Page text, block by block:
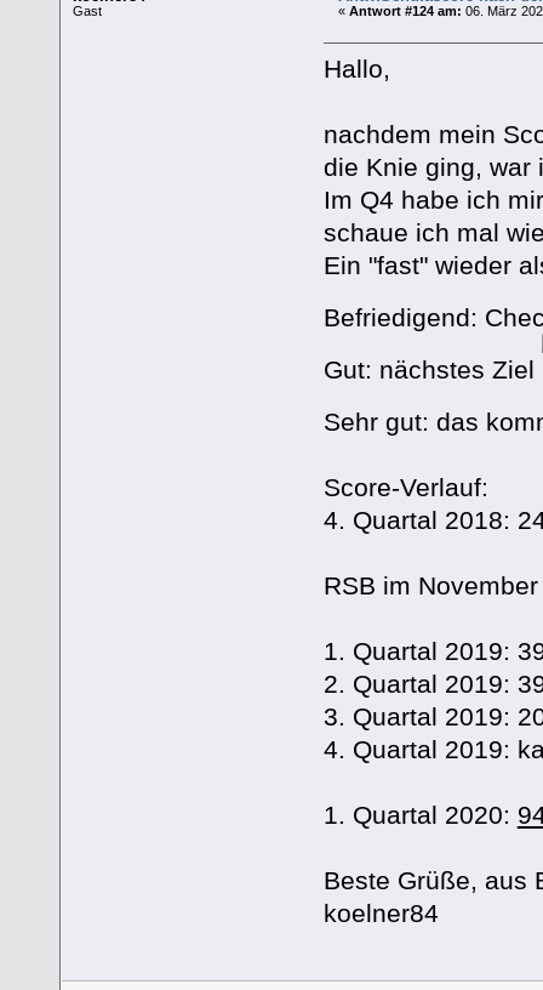
Gast «Antwort #124 am: 06. März
Hallo,
nachdem mein
die Knie ging, war
Im Q4 habe ich
schaue ich mal
Ein "fast" wieder
Befriedigend:
Gut: nächstes Ziel
Sehr gut: das
Score-Verlauf:
4. Quartal 2018:
RSB im
1. Quartal 2019:
2. Quartal 2019:
3. Quartal 2019:
4. Quartal 2019:
1. Quartal 2020:
Beste Grüße, aus
koelner84